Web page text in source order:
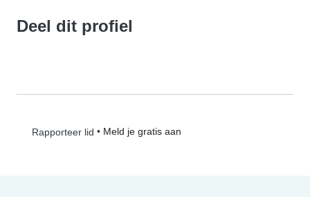
Deel dit profiel
Rapporteer lid • Meld je gratis aan